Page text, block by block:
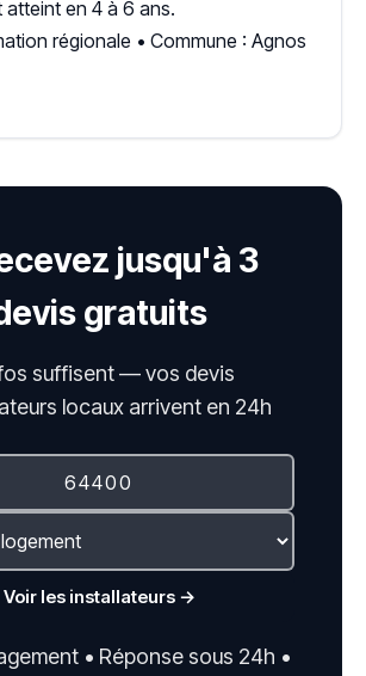
atteint en 4 à 6 ans.
régionale • Commune : Agnos
jusqu'à 3
gratuits
suffisent — vos devis
locaux arrivent en 24h
Voir les installateurs →
• Réponse sous 24h •